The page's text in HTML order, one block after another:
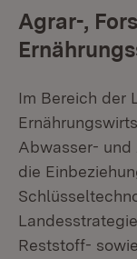
Agrar-,
Im Bereich der
Abwasser-
die
Reststoff-